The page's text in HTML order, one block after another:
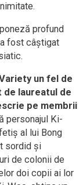
profund
a fost câştigat
un fel de
de laureatul de
pe membrii
personajul Ki-
al lui Bong
sordid şi
de colonii de
doi copii ai lor